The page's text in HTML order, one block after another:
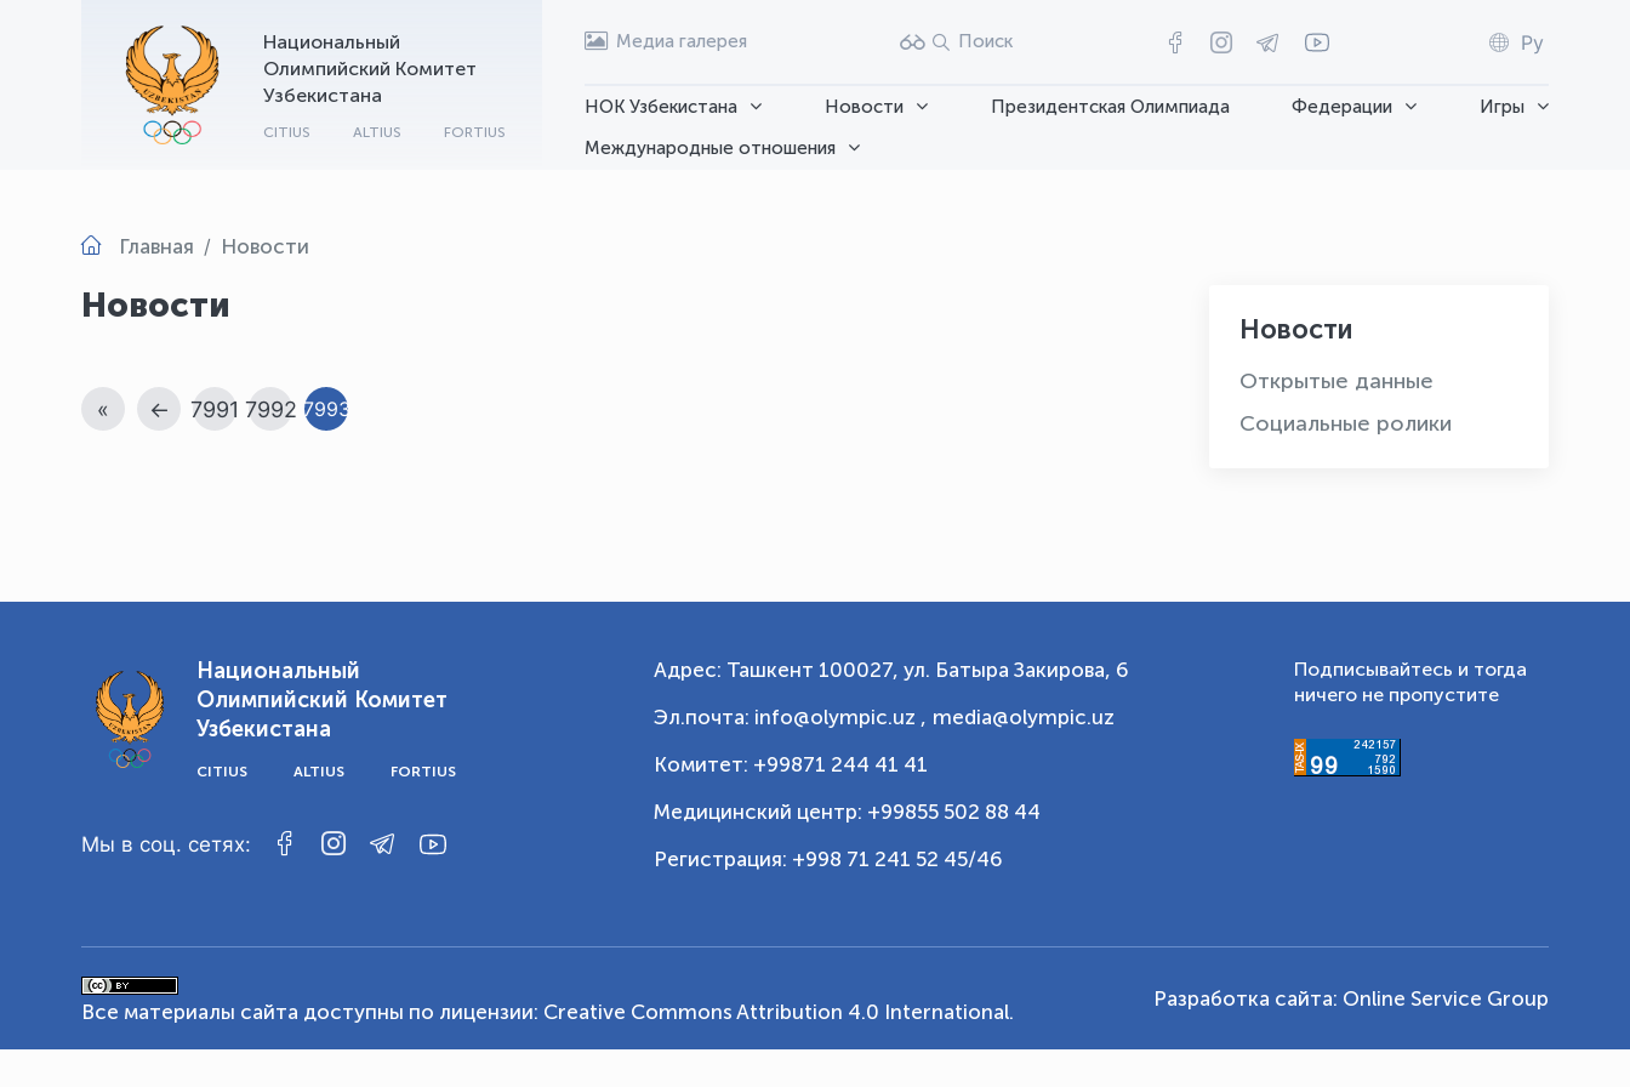
Национальный
Олимпийский Комитет
Узбекистана
CITIUS ALTIUS FORTIUS
Медиа галерея Поиск Ру
НОК Узбекистана Новости Президентская Олимпиада Федерации
Игры
Международные отношения
Главная Новости
Новости
« ← 7991 7992 7993
Новости
Открытые данные
Социальные ролики
Национальный
Олимпийский Комитет
Узбекистана
CITIUS ALTIUS FORTIUS
Мы в соц. сетях:
Адрес: Ташкент 100027, ул. Батыра Закирова, 6
Эл.почта: info@olympic.uz , media@olympic.uz
Комитет: +99871 244 41 41
Медицинский центр: +99855 502 88 44
Регистрация: +998 71 241 52 45/46
Подписывайтесь и тогда
ничего не пропустите
Все материалы сайта доступны по лицензии: Creative Commons Attribution 4.0 International.
Разработка сайта: Online Service Group
OLYMPCHIK AI - yordamchi